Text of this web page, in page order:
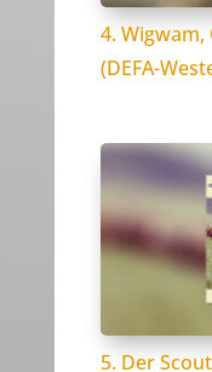
4. Wigwam,
(DEFA-
5. Der